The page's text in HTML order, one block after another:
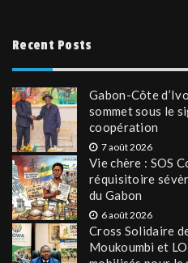
Recent Posts
Gabon-Côte
sommet sous le
coopération
7 août 2026
Vie chère : SOS
réquisitoire
du Gabon
6 août 2026
Cross Solidaire
Moukoumbi et